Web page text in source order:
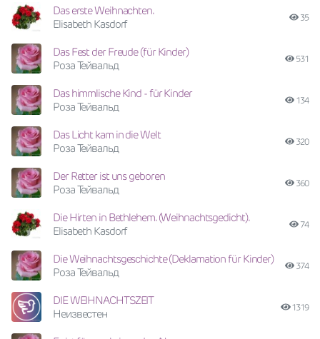
Das erste Weihnachten.
Elisabeth Kasdorf
35
Das Fest der Freude (für Kinder)
Роза Тейвальд
531
Das himmlische Kind - für Kinder
Роза Тейвальд
134
Das Licht kam in die Welt
Роза Тейвальд
320
Der Retter ist uns geboren
Роза Тейвальд
360
Die Hirten in Bethlehem. (Weihnachtsgedicht).
Elisabeth Kasdorf
74
Die Weihnachtsgeschichte (Deklamation für Kinder)
Роза Тейвальд
374
DIE WEIHNACHTSZEIT
Неизвестен
1319